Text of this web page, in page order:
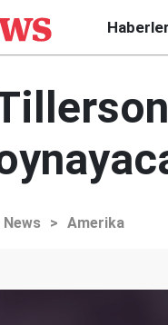
Haberler
News > Amerika